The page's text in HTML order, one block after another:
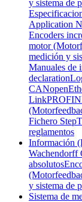
y sistema de
Application
Encoders
motor
medición y
Manuales de
declaration
CANopen
Link
Fichero Step
reglamentos
Información
Wachendorff
absolutos
y sistema de
Sistema de